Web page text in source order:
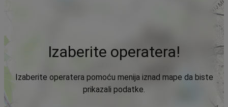
Izaberite operatera!
Izaberite operatera pomoću menija iznad mape da biste
prikazali podatke.